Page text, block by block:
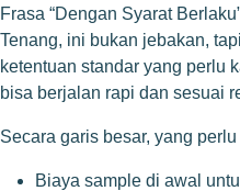
Frasa “Dengan Syarat
Tenang, ini bukan jebakan,
ketentuan standar yang perlu
bisa berjalan rapi dan sesuai
Secara garis besar, yang
Biaya sample di awal